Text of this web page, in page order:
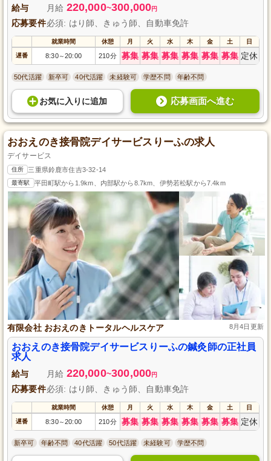
給与 月給 220,000~300,000円
応募要件必須: はり師、きゅう師、自動車免許
就業時間 休憩 月 火 水 木 金 土 日
遅番 8:30～20:00 210分 募集 募集 募集 募集 募集 募集 定休
50代活躍 新卒可 40代活躍 未経験可 学歴不問 年齢不問
お気に入り に追加 応募画面へ進む
おおえのき接骨院デイサービスりーふの求人
デイサービス
住所 三重県鈴鹿市住吉3-32-14
最寄駅 平田町駅から1.9km、内部駅から8.7km、伊勢若松駅から7.4km
有限会社 おおえのきトータルヘルスケア 8月4日更新
おおえのき接骨院デイサービスりーふの鍼灸師の正社員
求人
給与 月給 220,000~300,000円
応募要件必須: はり師、きゅう師、自動車免許
就業時間 休憩 月 火 水 木 金 土 日
遅番 8:30～20:00 210分 募集 募集 募集 募集 募集 募集 定休
新卒可 年齢不問 40代活躍 50代活躍 未経験可 学歴不問